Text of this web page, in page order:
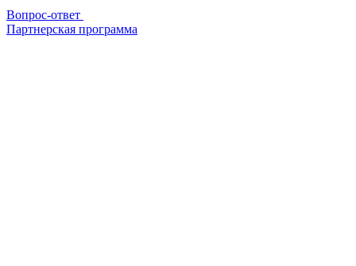
Вопрос-ответ
Партнерская программа